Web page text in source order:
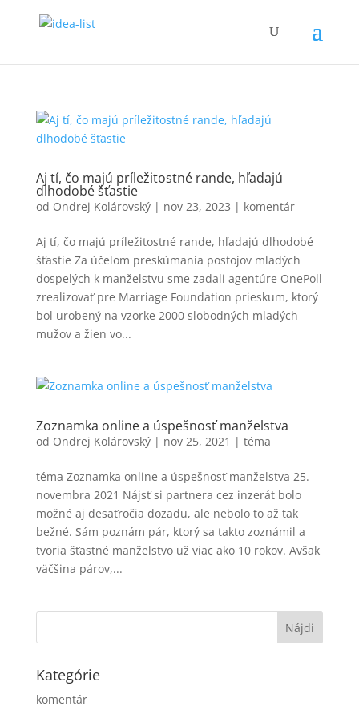
Aj tí, čo majú príležitostné rande, hľadajú
dlhodobé šťastie
od Ondrej Kolárovský| nov 23, 2023 | komentár
Aj tí, čo majú príležitostné rande, hľadajú dlhodobé
šťastie Za účelom preskúmania postojov mladých
dospelých k manželstvu sme zadali agentúre OnePoll
zrealizovať pre Marriage Foundation prieskum, ktorý
bol urobený na vzorke 2000 slobodných mladých
mužov a žien vo...
Zoznamka online a úspešnosť manželstva
od Ondrej Kolárovský| nov 25, 2021 | téma
téma Zoznamka online a úspešnosť manželstva 25.
novembra 2021 Nájsť si partnera cez inzerát bolo
možné aj desaťročia dozadu, ale nebolo to až tak
bežné. Sám poznám pár, ktorý sa takto zoznámil a
tvoria šťastné manželstvo už viac ako 10 rokov. Avšak
väčšina párov,...
Kategórie
komentár